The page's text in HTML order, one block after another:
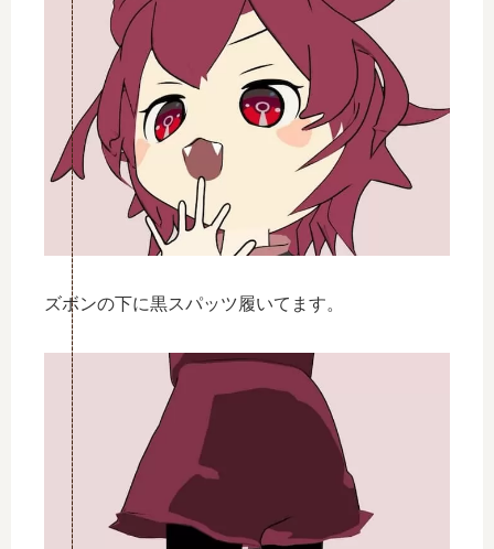
ズボンの下に黒スパッツ履いてます。